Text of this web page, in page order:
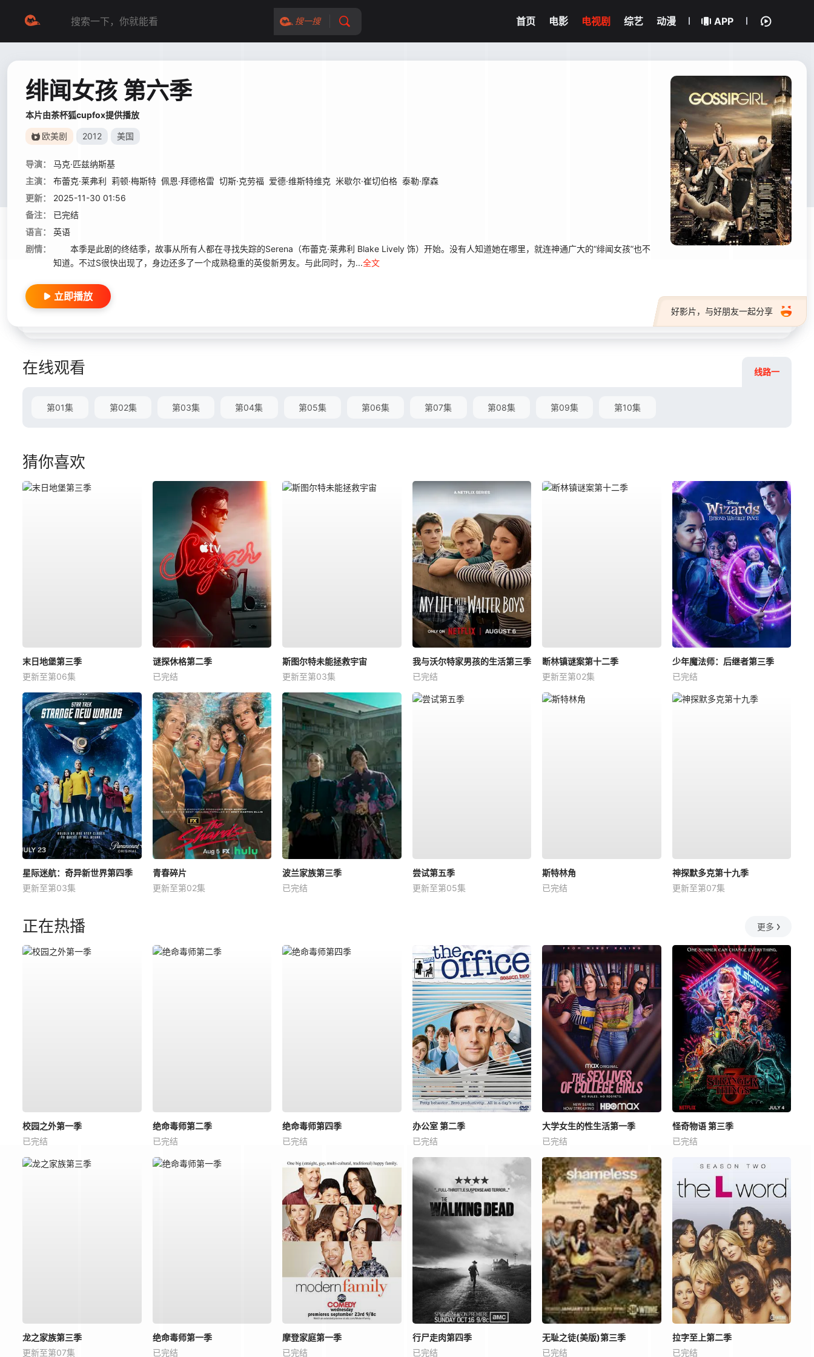
搜一搜 首页 电影 电视剧 综艺 动漫 APP
绯闻女孩 第六季
本片由茶杯狐cupfox提供播放
欧美剧 2012 美国
导演：
马克·匹兹纳斯基
主演：
布蕾克·莱弗利 莉顿·梅斯特 佩恩·拜德格雷 切斯·克劳福 爱德·维斯特维克 米歇尔·崔切伯格 泰勒·摩森
更新：
2025-11-30 01:56
备注：
已完结
语言：
英语
剧情：
本季是此剧的终结季，故事从所有人都在寻找失踪的Serena（布蕾克·莱弗利 Blake Lively 饰）开始。没有人知道她在哪里，就连神通广大的“绯闻女孩”也不
知道。不过S很快出现了，身边还多了一个成熟稳重的英俊新男友。与此同时，为...全文
好影片，与好朋友一起分享
立即播放
在线观看 线路一
第01集 第02集 第03集 第04集 第05集 第06集 第07集 第08集 第09集 第10集
猜你喜欢
末日地堡第三季
更新至第06集
谜探休格第二季
已完结
斯图尔特未能拯救宇宙
更新至第03集
我与沃尔特家男孩的生活第三季
已完结
断林镇谜案第十二季
更新至第02集
少年魔法师：后继者第三季
已完结
星际迷航：奇异新世界第四季
更新至第03集
青春碎片
更新至第02集
波兰家族第三季
已完结
尝试第五季
更新至第05集
斯特林角
已完结
神探默多克第十九季
更新至第07集
正在热播 更多
校园之外第一季
已完结
绝命毒师第二季
已完结
绝命毒师第四季
已完结
办公室 第二季
已完结
大学女生的性生活第一季
已完结
怪奇物语 第三季
已完结
龙之家族第三季
更新至第07集
绝命毒师第一季
已完结
摩登家庭第一季
已完结
行尸走肉第四季
已完结
无耻之徒(美版)第三季
已完结
拉字至上第二季
已完结